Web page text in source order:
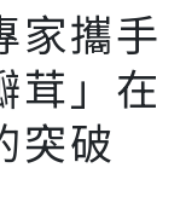
家攜手
茸」在
突破